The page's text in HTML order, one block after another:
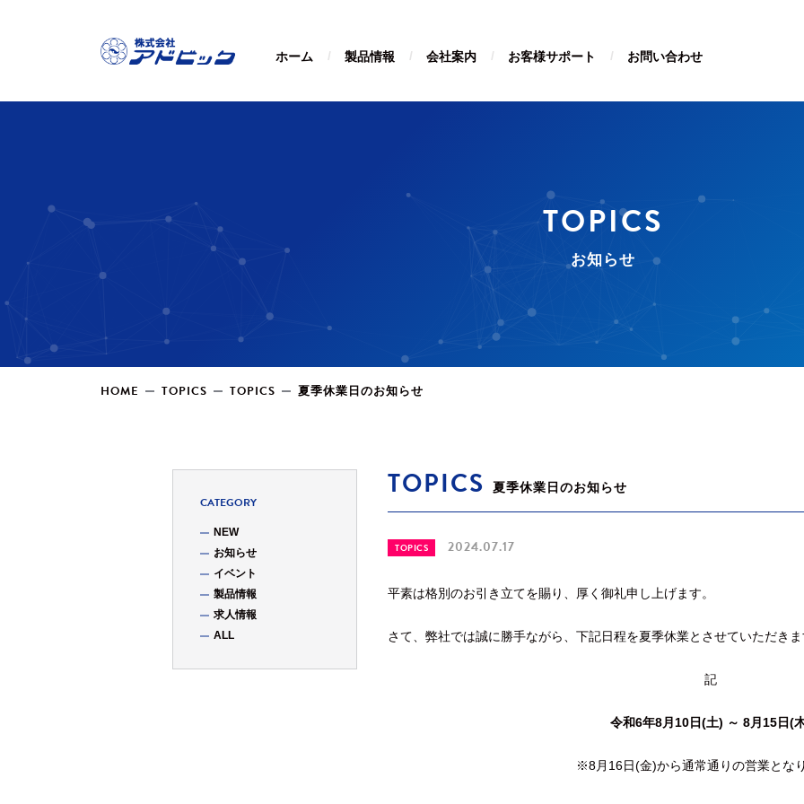
ホーム 製品情報 会社案内 お客様サポート お問い合わせ
TOPICS
お知らせ
HOME TOPICS TOPICS 夏季休業日のお知らせ
TOPICS 夏季休業日のお知らせ
TOPICS 2024.07.17
平素は格別のお引き立てを賜り、厚く御礼申し上げます。
さて、弊社では誠に勝手ながら、下記日程を夏季休業とさせていただきま
記
令和6年8月10日(土) ～ 8月15日(
※8月16日(金)から通常通りの営業となり
CATEGORY
NEW
お知らせ
イベント
製品情報
求人情報
ALL